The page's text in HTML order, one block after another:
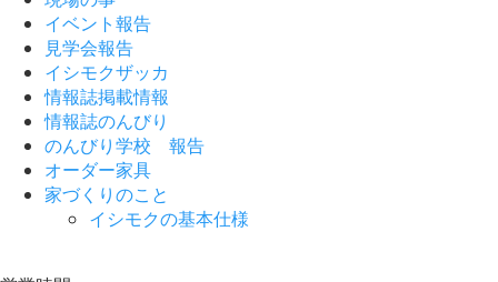
イベント報告
見学会報告
イシモクザッカ
情報誌掲載情報
情報誌のんびり
のんびり学校 報告
オーダー家具
家づくりのこと
イシモクの基本仕様